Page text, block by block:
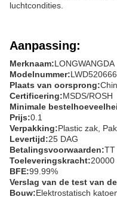
luchtcondities.
Aanpassing:
Merknaam:LONGWANGDA
Modelnummer:
Plaats van oorsprong:
Certificering:MSDS/ROSH
Minimale
Prijs:0.1
Verpakking:Plastic zak,
Levertijd:25 DAG
Betalingsvoorwaarden:TT
Toeleveringskracht:20000
BFE:99.99%
Verslag van de test van
Bouw:Elektrostatisch